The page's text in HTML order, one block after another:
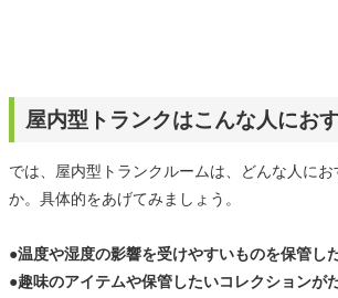
屋内型トランクはこんな人にお
では、屋内型トランクルームは、どんな人にお
か。具体的をあげてみましょう。
●温度や湿度の影響を受けやすいものを保管し
●趣味のアイテムや保管したいコレクションが